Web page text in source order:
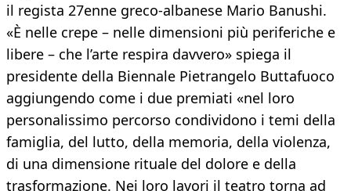
il regista 27enne greco-albanese Mario Banushi.
«È nelle crepe – nelle dimensioni più periferiche e
libere – che l’arte respira davvero» spiega il
presidente della Biennale Pietrangelo Buttafuoco
aggiungendo come i due premiati «nel loro
personalissimo percorso condividono i temi della
famiglia, del lutto, della memoria, della violenza,
di una dimensione rituale del dolore e della
trasformazione. Nei loro lavori il teatro torna ad